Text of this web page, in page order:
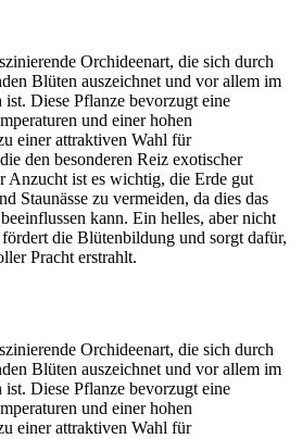
Orchideenart, die sich durch
Blüten auszeichnet und vor allem im
Diese Pflanze bevorzugt eine
und einer hohen
einer attraktiven Wahl für
den besonderen Reiz exotischer
Anzucht ist es wichtig, die Erde gut
Staunässe zu vermeiden, da dies das
kann. Ein helles, aber nicht
die Blütenbildung und sorgt dafür,
Pracht erstrahlt.
Orchideenart, die sich durch
Blüten auszeichnet und vor allem im
Diese Pflanze bevorzugt eine
und einer hohen
einer attraktiven Wahl für